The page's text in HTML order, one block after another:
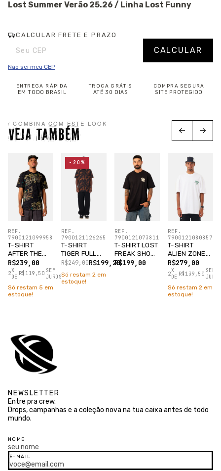
Lost Summer Verão 25.26 / Linha Lost Funny
CALCULAR FRETE E PRAZO
Entregas para o CEP: Alterar CEP
CALCULAR
Não sei meu CEP
ENTREGA RÁPIDA
EM TODO BRASIL
TROCA GRÁTIS
ATÉ 30 DIAS
COMPRA SEGURA
SITE PROTEGIDO
/ COMBINA COM ESTE LOOK
VEJA TAMBÉM
T-SHIRT
AFTER THE
DOMINATION
PRETO
R$239,00
2X
DE R$119,50 SEM
JUROS
REF.
7900121099958
Só restam 5 em
estoque!
T-SHIRT
TIGER FULL
MARROMR$199,20
R$249,00
REF.
7900121126265
-20%
Só restam 2 em
estoque!
T-SHIRT LOST
FREAK SHOW
PRETO
R$199,00
REF.
7900121073811
T-SHIRT
ALIEN ZONE
BRANCO
R$279,00
2X
DE R$139,50 SEM
REF.
7900121080857
Só restam 2 em
estoque!
NEWSLETTER
Entre pra crew.
Drops, campanhas e a coleção nova na tua caixa antes de todo
mundo.
NOME
E-MAIL